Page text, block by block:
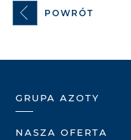
POWRÓT
GRUPA AZOTY
NASZA OFERTA